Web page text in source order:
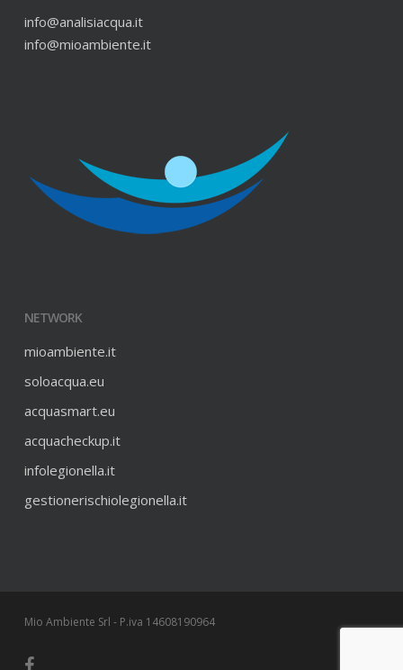
info@analisiacqua.it
info@mioambiente.it
NETWORK
mioambiente.it
soloacqua.eu
acquasmart.eu
acquacheckup.it
infolegionella.it
gestionerischiolegionella.it
Mio Ambiente Srl - P.iva 14608190964
facebook